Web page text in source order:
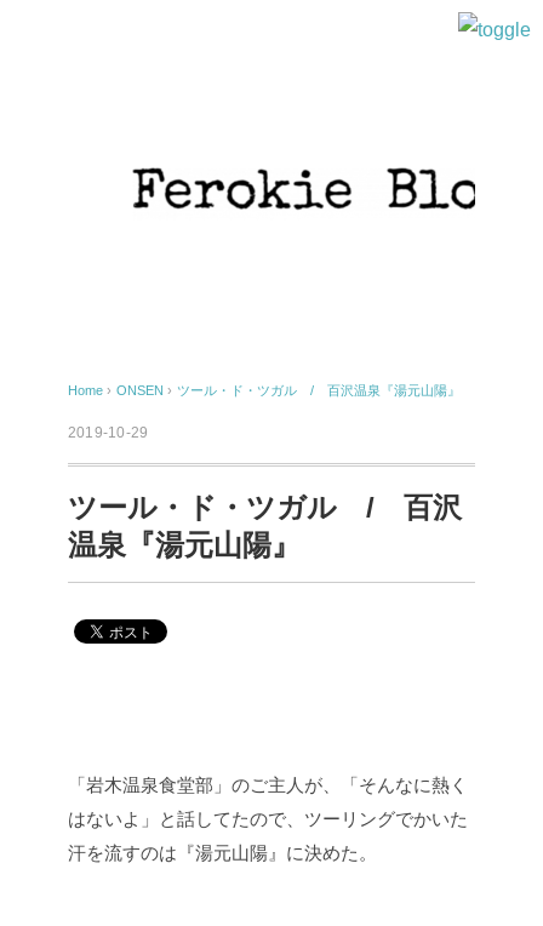
Home › ONSEN › ツール・ド・ツガル / 百沢温泉『湯元山陽』
2019-10-29
ツール・ド・ツガル / 百沢
温泉『湯元山陽』
「岩木温泉食堂部」のご主人が、「そんなに熱く
はないよ」と話してたので、ツーリングでかいた
汗を流すのは『湯元山陽』に決めた。